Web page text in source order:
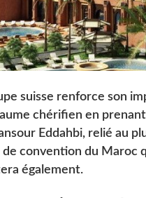
suisse renforce son
chérifien en
Eddahbi, relié au
convention du Maroc
également.